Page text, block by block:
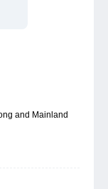
and Mainland